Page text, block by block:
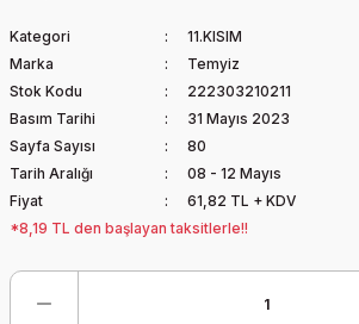
Kategori
11.KISIM
Marka
Temyiz
Stok Kodu
222303210211
Basım Tarihi
31 Mayıs 2023
Sayfa Sayısı
80
Tarih Aralığı
08 - 12 Mayıs
Fiyat
61,82 TL + KDV
*8,19 TL den başlayan taksitlerle!!